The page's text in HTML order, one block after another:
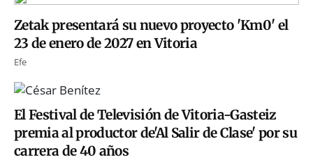
Zetak presentará su nuevo proyecto 'Km0' el
23 de enero de 2027 en Vitoria
Efe
El Festival de Televisión de Vitoria-Gasteiz
premia al productor de'Al Salir de Clase' por su
carrera de 40 años